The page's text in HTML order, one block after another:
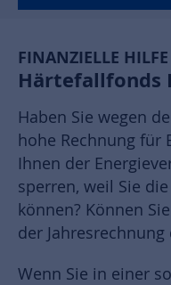
FINANZIELLE
Härtefallfonds
Haben Sie wegen
hohe Rechnung für
Ihnen der
sperren, weil Sie
können? Können
der
Wenn Sie in einer